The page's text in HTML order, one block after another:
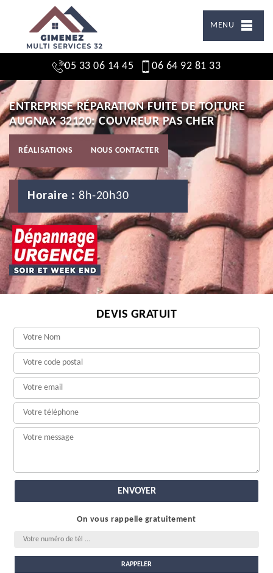
MENU
05 33 06 14 45 06 64 92 81 33
ENTREPRISE RÉPARATION FUITE DE TOITURE
AUGNAX 32120: COUVREUR PAS CHER
RÉALISATIONS NOUS CONTACTER
Horaire : 8h-20h30
DEVIS GRATUIT
On vous rappelle gratuitement